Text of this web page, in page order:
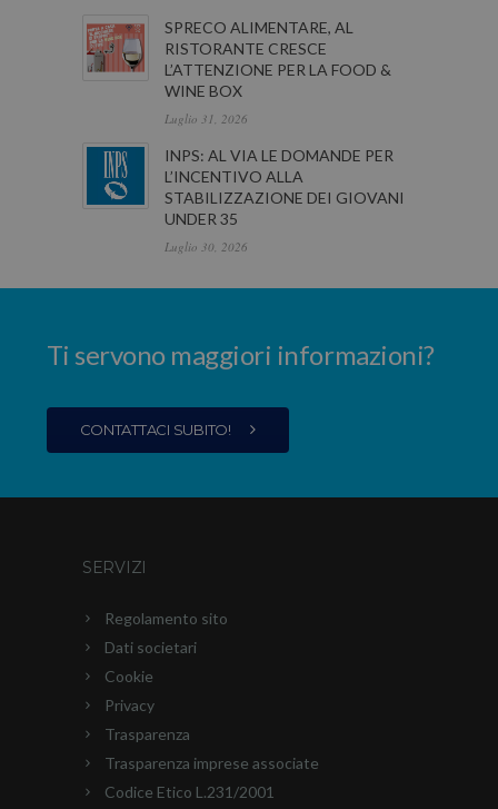
SPRECO ALIMENTARE, AL
RISTORANTE CRESCE
L’ATTENZIONE PER LA FOOD &
WINE BOX
Luglio 31, 2026
INPS: AL VIA LE DOMANDE PER
L’INCENTIVO ALLA
STABILIZZAZIONE DEI GIOVANI
UNDER 35
Luglio 30, 2026
Ti servono maggiori informazioni?
CONTATTACI SUBITO!
SERVIZI
Regolamento sito
Dati societari
Cookie
Privacy
Trasparenza
Trasparenza imprese associate
Codice Etico L.231/2001